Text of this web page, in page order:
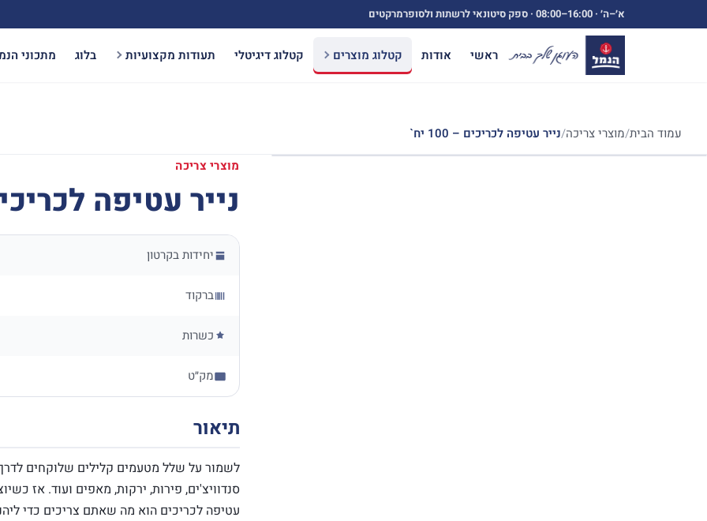
לתוכן
א׳–ה׳ · 08:00–16:00 · ספק סיטונאי לרשתות ולסופרמרקטים
ראשי אודות קטלוג מוצרים קטלוג דיגיטלי תעודות מקצועיות בלוג מתכוני
עמוד הבית/מוצרי צריכה/נייר עטיפה לכריכים – 100 יח`
מוצרי צריכה
נייר עטיפה לכריכים –
יחידות בקרטון
ברקוד
כשרות
מק״ט
תיאור
לשמור על שלל מטעמים קלילים שלוקחים
סנדוויצ'ים, פירות, ירקות, מאפים ועוד. אז
עטיפה לכריכים הוא מה שאתם צריכים כדי